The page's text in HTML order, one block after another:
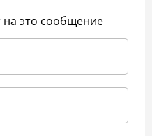
на это сообщение